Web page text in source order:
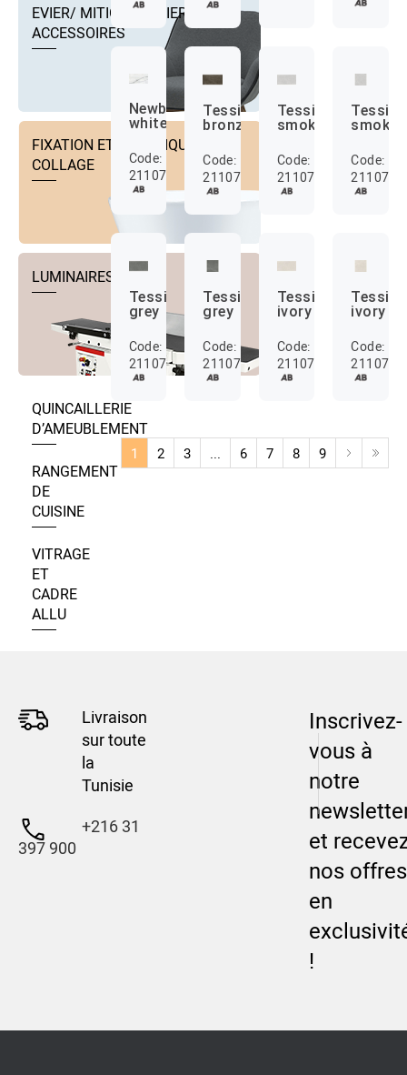
EVIER/ MITIGEUR EVIER ET
ACCESSOIRES
FIXATION ET TECHNIQUE DE
COLLAGE
LUMINAIRES
QUINCAILLERIE
D’AMEUBLEMENT
RANGEMENT
DE
CUISINE
VITRAGE
ET
CADRE
ALLU
Newbury
white
Code:
2110713000006
Tessino
bronze
Code:
2110713000007
Tessino
smoke
Code:
2110713000008
Tessino
smoke
Code:
Tessino
grey
Code:
2110713000010
Tessino
grey
Code:
2110713000011
Tessino
ivory
Code:
2110713000012
Tessino
ivory
Code:
1 2 3 ... 6 7 8 9
Livraison
sur toute
la
Tunisie
+216 31
397 900
Inscrivez-
vous à
notre
et
nos offres
en
!